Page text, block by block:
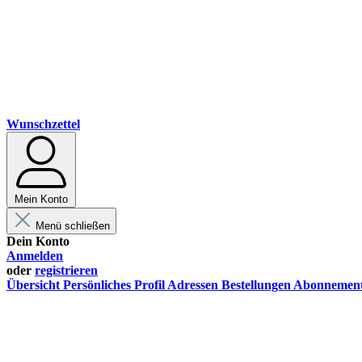
Wunschzettel
Mein Konto
Menü schließen
Dein Konto
Anmelden
oder registrieren
Übersicht Persönliches Profil Adressen Bestellungen